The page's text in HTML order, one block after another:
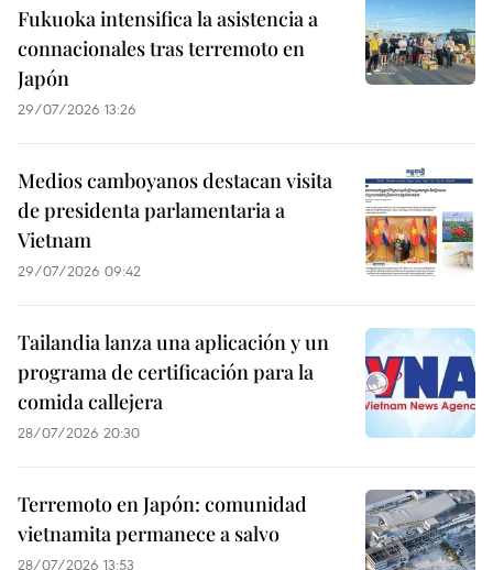
Fukuoka intensifica la asistencia a
connacionales tras terremoto en
Japón
29/07/2026 13:26
Medios camboyanos destacan visita
de presidenta parlamentaria a
Vietnam
29/07/2026 09:42
Tailandia lanza una aplicación y un
programa de certificación para la
comida callejera
28/07/2026 20:30
Terremoto en Japón: comunidad
vietnamita permanece a salvo
28/07/2026 13:53